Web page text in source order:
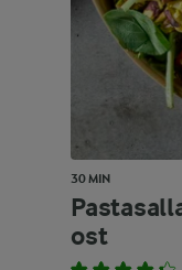
30 MIN
ost